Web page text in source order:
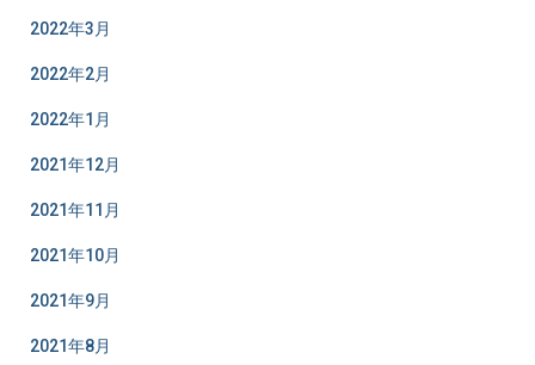
2022年3月
2022年2月
2022年1月
2021年12月
2021年11月
2021年10月
2021年9月
2021年8月